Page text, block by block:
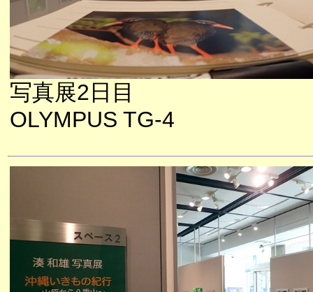
写真展2日目
OLYMPUS TG-4